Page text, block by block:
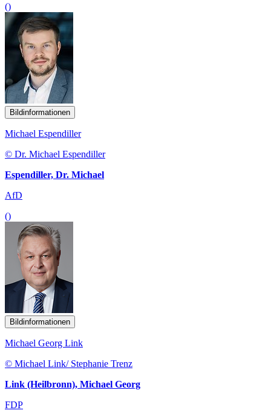
()
Bildinformationen
Michael Espendiller
© Dr. Michael Espendiller
Espendiller, Dr. Michael
AfD
()
Bildinformationen
Michael Georg Link
© Michael Link/ Stephanie Trenz
Link (Heilbronn), Michael Georg
FDP